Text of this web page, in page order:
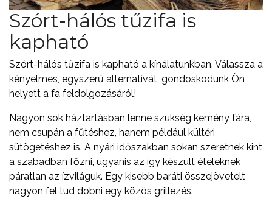
Szórt-hálós tűzifa is
kapható
Szórt-hálós tűzifa is kapható a kínálatunkban. Válassza a
kényelmes, egyszerű alternatívát, gondoskodunk Ön
helyett a fa feldolgozásáról!
Nagyon sok háztartásban lenne szükség kemény fára,
nem csupán a fűtéshez, hanem például kültéri
sütögetéshez is. A nyári időszakban sokan szeretnek kint
a szabadban főzni, ugyanis az így készült ételeknek
páratlan az ízviláguk. Egy kisebb baráti összejövetelt
nagyon fel tud dobni egy közös grillezés.